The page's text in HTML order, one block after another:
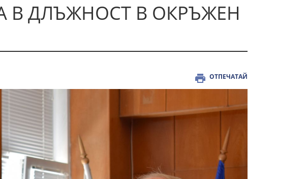
ДЛЪЖНОСТ В ОКРЪЖЕН
ОТПЕЧАТАЙ